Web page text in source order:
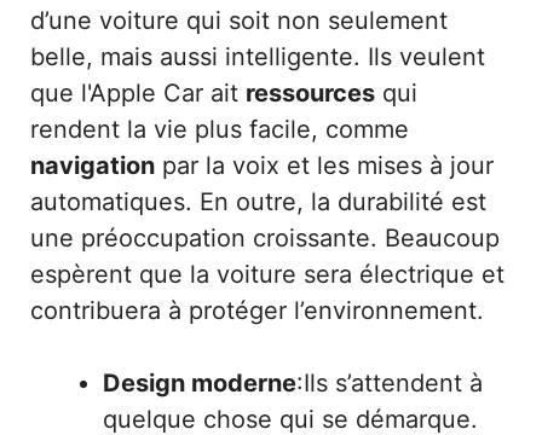
d’une voiture qui soit non seulement
belle, mais aussi intelligente. Ils veulent
que l'Apple Car ait ressources qui
rendent la vie plus facile, comme
navigation par la voix et les mises à jour
automatiques. En outre, la durabilité est
une préoccupation croissante. Beaucoup
espèrent que la voiture sera électrique et
contribuera à protéger l’environnement.
Design moderne:Ils s’attendent à
quelque chose qui se démarque.